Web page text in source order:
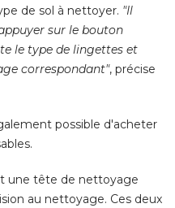
de sol à nettoyer. "Il
sur le bouton
le type de lingettes et
correspondant", précise
possible d'acheter
une tête de nettoyage
au nettoyage. Ces deux